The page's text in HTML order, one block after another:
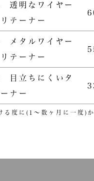
透明なワイヤー
テーナー
メタルワイヤー
テーナー
目立ちにくいタ
ナー
る度に(1～数ヶ月に一度)か